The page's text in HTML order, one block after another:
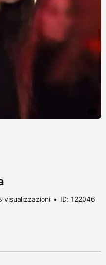
visualizzazioni ID: 122046